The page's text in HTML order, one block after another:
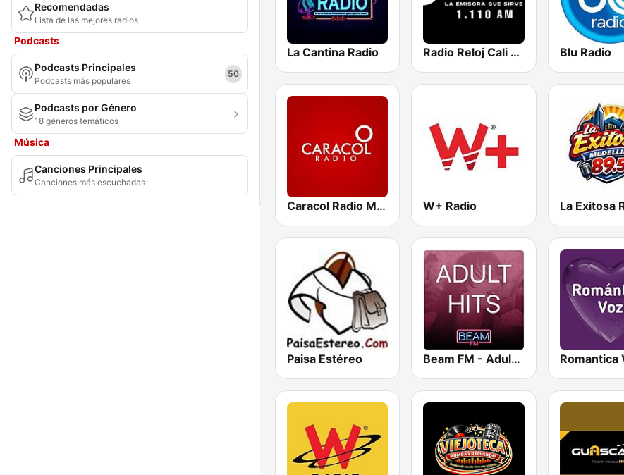
Recomendadas
Lista de las mejores radios
Podcasts
Podcasts Principales
Podcasts más populares
50
Podcasts por Género
18 géneros temáticos
Música
Canciones Principales
Canciones más escuchadas
La Cantina Radio Radio Reloj Cali 1110 AM Blu Radio
Caracol Radio Medellín W+ Radio
Paisa Estéreo Beam FM - Adult Hits Romantica